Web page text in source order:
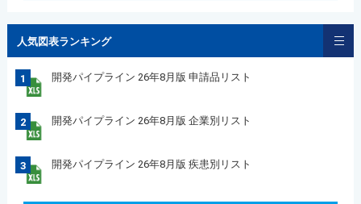
人気図表ランキング
1 開発パイプライン 26年8月版 申請品リスト
2 開発パイプライン 26年8月版 企業別リスト
3 開発パイプライン 26年8月版 疾患別リスト